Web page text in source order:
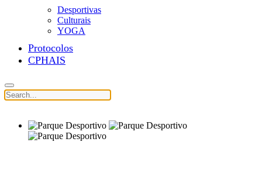
Desportivas
Culturais
YOGA
Protocolos
CPHAIS